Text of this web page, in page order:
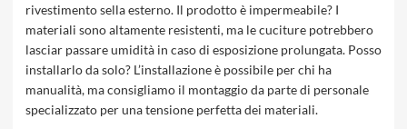
rivestimento sella esterno. Il prodotto è impermeabile? I
materiali sono altamente resistenti, ma le cuciture potrebbero
lasciar passare umidità in caso di esposizione prolungata. Posso
installarlo da solo? L’installazione è possibile per chi ha
manualità, ma consigliamo il montaggio da parte di personale
specializzato per una tensione perfetta dei materiali.